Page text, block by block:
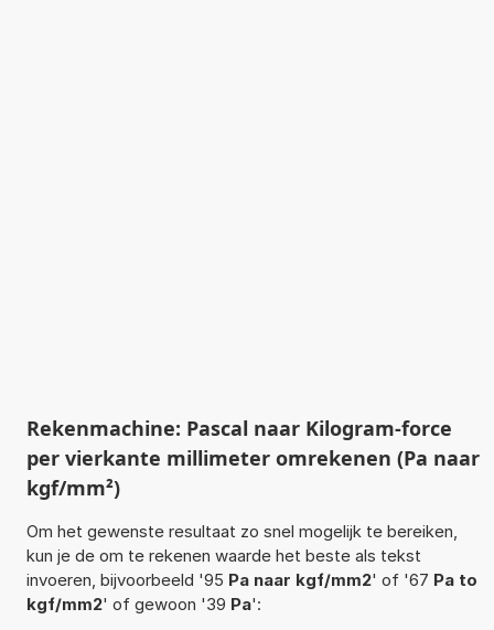
Rekenmachine: Pascal naar Kilogram-force
per vierkante millimeter omrekenen (Pa naar
kgf/mm²)
Om het gewenste resultaat zo snel mogelijk te bereiken,
kun je de om te rekenen waarde het beste als tekst
invoeren, bijvoorbeeld '95 Pa naar kgf/mm2' of '67 Pa to
kgf/mm2' of gewoon '39 Pa':